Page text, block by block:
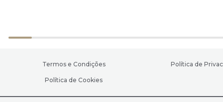
Termos e Condições Política de
Política de Cookies